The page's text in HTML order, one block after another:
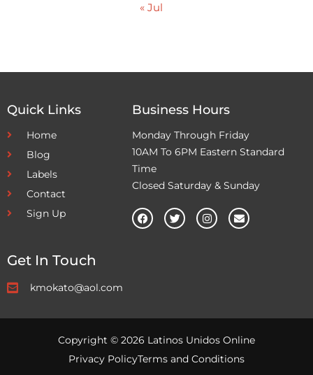
« Jul
Quick Links
Home
Blog
Labels
Contact
Sign Up
Business Hours
Monday Through Friday
10AM To 6PM Eastern Standard
Time
Closed Saturday & Sunday
Get In Touch
kmokato@aol.com
Copyright © 2026 Latinos Unidos Online
Privacy PolicyTerms and Conditions